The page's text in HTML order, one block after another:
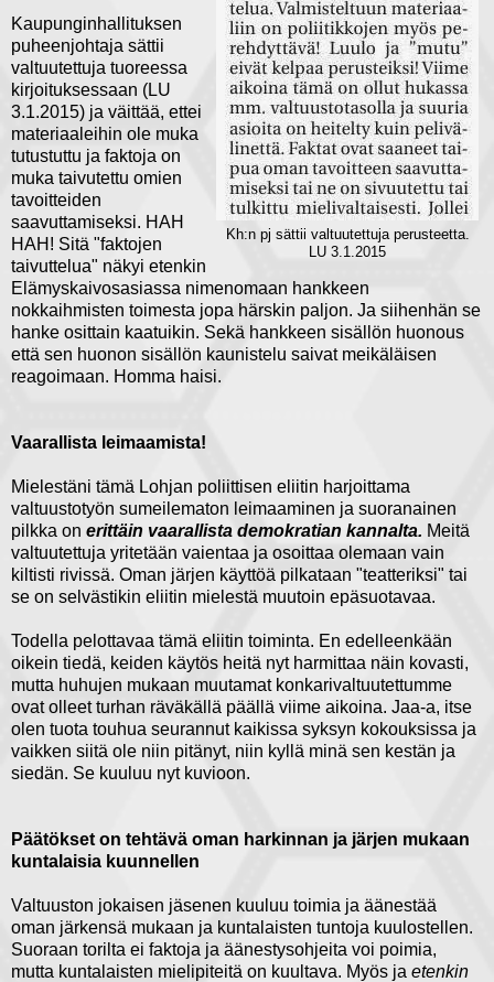
Kh:n pj sättii valtuutettuja perusteetta.
LU 3.1.2015
Kaupunginhallituksen
puheenjohtaja sättii
valtuutettuja tuoreessa
kirjoituksessaan (LU
3.1.2015) ja väittää, ettei
materiaaleihin ole muka
tutustuttu ja faktoja on
muka taivutettu omien
tavoitteiden
saavuttamiseksi. HAH
HAH! Sitä "faktojen
taivuttelua" näkyi etenkin
Elämyskaivosasiassa nimenomaan hankkeen
nokkaihmisten toimesta jopa härskin paljon. Ja siihenhän se
hanke osittain kaatuikin. Sekä hankkeen sisällön huonous
että sen huonon sisällön kaunistelu saivat meikäläisen
reagoimaan. Homma haisi.
Vaarallista leimaamista!
Mielestäni tämä Lohjan poliittisen eliitin harjoittama
valtuustotyön sumeilematon leimaaminen ja suoranainen
pilkka on erittäin vaarallista demokratian kannalta. Meitä
valtuutettuja yritetään vaientaa ja osoittaa olemaan vain
kiltisti rivissä. Oman järjen käyttöä pilkataan "teatteriksi" tai
se on selvästikin eliitin mielestä muutoin epäsuotavaa.
Todella pelottavaa tämä eliitin toiminta. En edelleenkään
oikein tiedä, keiden käytös heitä nyt harmittaa näin kovasti,
mutta huhujen mukaan muutamat konkarivaltuutettumme
ovat olleet turhan räväkällä päällä viime aikoina. Jaa-a, itse
olen tuota touhua seurannut kaikissa syksyn kokouksissa ja
vaikken siitä ole niin pitänyt, niin kyllä minä sen kestän ja
siedän. Se kuuluu nyt kuvioon.
Päätökset on tehtävä oman harkinnan ja järjen mukaan
kuntalaisia kuunnellen
Valtuuston jokaisen jäsenen kuuluu toimia ja äänestää
oman järkensä mukaan ja kuntalaisten tuntoja kuulostellen.
Suoraan torilta ei faktoja ja äänestysohjeita voi poimia,
mutta kuntalaisten mielipiteitä on kuultava. Myös ja etenkin